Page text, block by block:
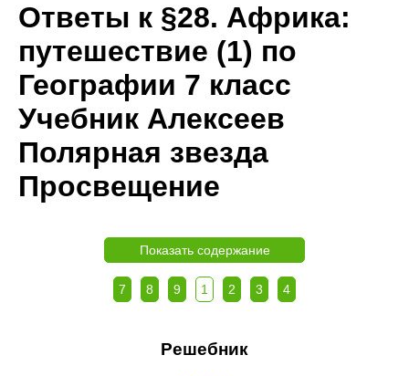
Ответы к §28. Африка:
путешествие (1) по
Географии 7 класс
Учебник Алексеев
Полярная звезда
Просвещение
Показать содержание
7 8 9 1 2 3 4
Решебник